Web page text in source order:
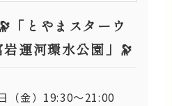
「とやまスターウ
運河環水公園」🔭
（金）19:30～21:00